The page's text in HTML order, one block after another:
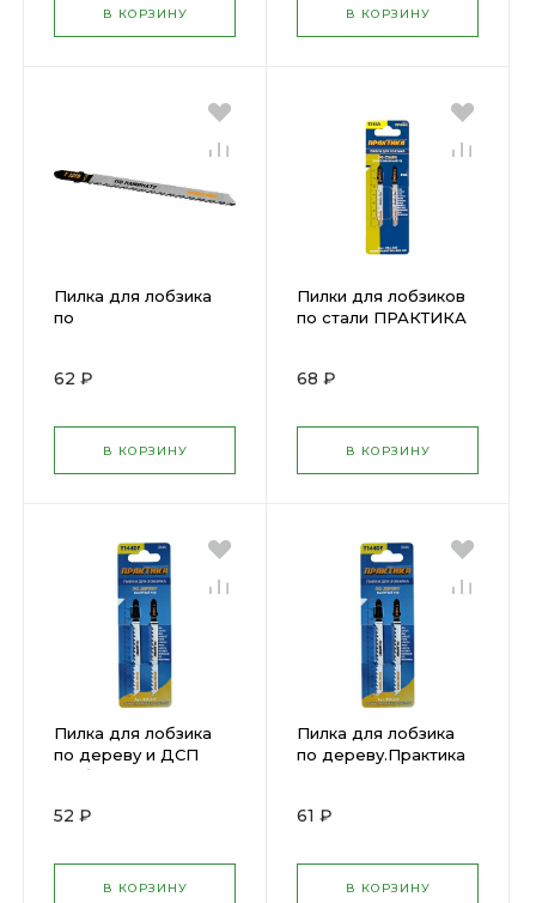
В КОРЗИНУ В КОРЗИНУ
Пилка для лобзика
по
Т101 B 100х75 ( 36973 )
62 ₽
В КОРЗИНУ
Пилки для лобзиков
по стали ПРАКТИКА
68 ₽
В КОРЗИНУ
Пилка для лобзика
по дереву и ДСП
груб. рез .Практика Т
52 ₽
В КОРЗИНУ
Пилка для лобзика
по дереву.Практика
61 ₽
В КОРЗИНУ